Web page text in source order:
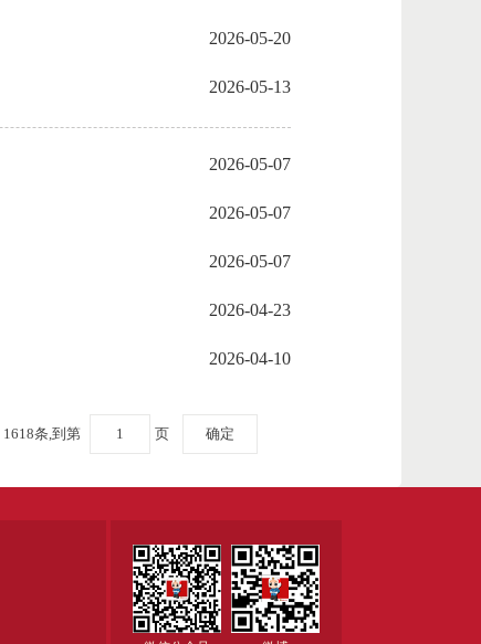
2026-05-20
2026-05-13
2026-05-07
2026-05-07
2026-05-07
2026-04-23
2026-04-10
1618条,到第 页 确定